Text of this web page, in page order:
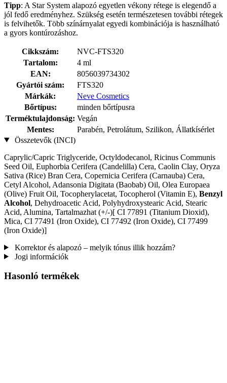
Tipp: A Star System alapozó egyetlen vékony rétege is elegendő a
jól fedő eredményhez. Szükség esetén természetesen további rétegek
is felvihetők. Több színárnyalat egyedi kombinációja is használható
a gyors kontúrozáshoz.
Cikkszám:
NVC-FTS320
Tartalom:
4 ml
EAN:
8056039734302
Gyártói szám:
FTS320
Márkák:
Neve Cosmetics
Bőrtípus:
minden bőrtípusra
Terméktulajdonság: Vegán
Mentes:
Parabén, Petrolátum, Szilikon, Állatkísérlet
Összetevők (INCI)
Caprylic/Capric Triglyceride, Octyldodecanol, Ricinus Communis
Seed Oil, Euphorbia Cerifera (Candelilla) Cera, Caolin Clay, Oryza
Sativa (Rice) Bran Cera, Copernicia Cerifera (Carnauba) Cera,
Cetyl Alcohol, Adansonia Digitata (Baobab) Oil, Olea Europaea
(Olive) Fruit Oil, Tocopherylacetat, Tocopherol (Vitamin E), Benzyl
Alcohol, Dehydroacetic Acid, Polyhydroxystearic Acid, Stearic
Acid, Alumina, Tartalmazhat (+/-)[ CI 77891 (Titanium Dioxid),
Mica, CI 77491 (Iron Oxide), CI 77492 (Iron Oxide), CI 77499
(Iron Oxide)]
Korrektor és alapozó – melyik tónus illik hozzám?
Jogi információk
Hasonló termékek